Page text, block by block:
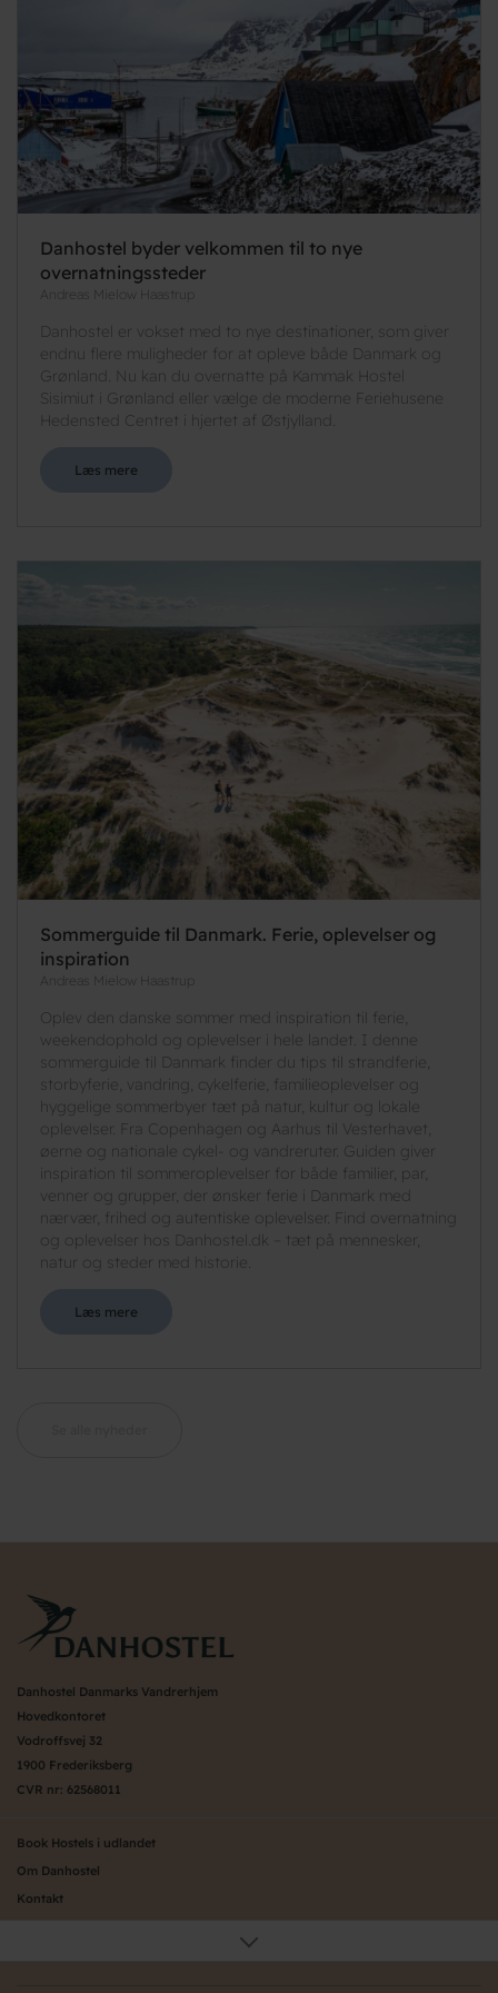
Danhostel byder velkommen til to nye
overnatningssteder
Andreas Mielow Haastrup
Danhostel er vokset med to nye destinationer, som giver
endnu flere muligheder for at opleve både Danmark og
Grønland. Nu kan du overnatte på Kammak Hostel
Sisimiut i Grønland eller vælge de moderne Feriehusene
Hedensted Centret i hjertet af Østjylland.
Læs mere
Sommerguide til Danmark. Ferie, oplevelser og
inspiration
Andreas Mielow Haastrup
Oplev den danske sommer med inspiration til ferie,
weekendophold og oplevelser i hele landet. I denne
sommerguide til Danmark finder du tips til strandferie,
storbyferie, vandring, cykelferie, familieoplevelser og
hyggelige sommerbyer tæt på natur, kultur og lokale
oplevelser. Fra Copenhagen og Aarhus til Vesterhavet,
øerne og nationale cykel- og vandreruter. Guiden giver
inspiration til sommeroplevelser for både familier, par,
venner og grupper, der ønsker ferie i Danmark med
nærvær, frihed og autentiske oplevelser. Find overnatning
og oplevelser hos Danhostel.dk – tæt på mennesker,
natur og steder med historie.
Læs mere
Danhostel Danmarks Vandrerhjem
Hovedkontoret
Vodroffsvej 32
1900 Frederiksberg
CVR nr: 62568011
Book Hostels i udlandet
Om Danhostel
Kontakt